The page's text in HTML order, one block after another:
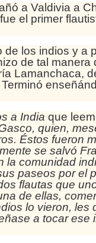
a Valdivia a
el primer
los indios y a
de tal manera
Lamanchaca,
a India que
quien,
Éstos fueron
se salvó
la comunidad
paseos por el
flautas que
de ellas,
lo vieron, les
a tocar ese